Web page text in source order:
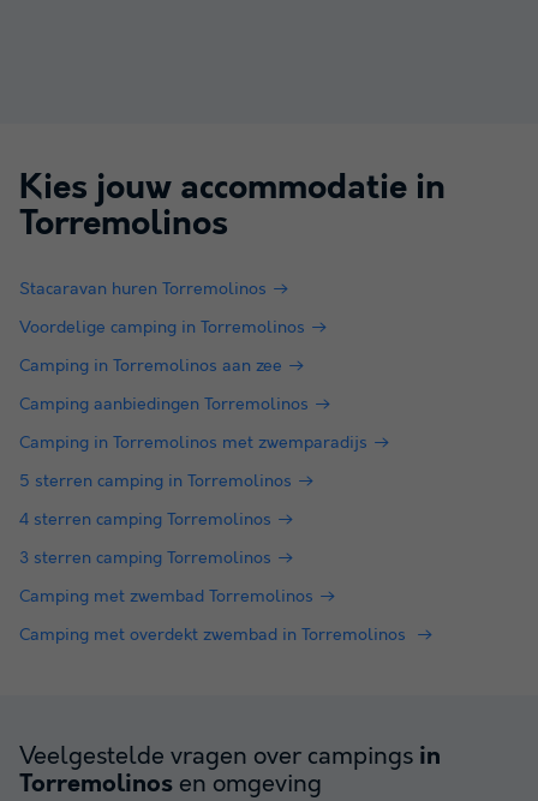
Kies jouw accommodatie in
Torremolinos
Stacaravan huren Torremolinos
Voordelige camping in Torremolinos
Camping in Torremolinos aan zee
Camping aanbiedingen Torremolinos
Camping in Torremolinos met zwemparadijs
5 sterren camping in Torremolinos
4 sterren camping Torremolinos
3 sterren camping Torremolinos
Camping met zwembad Torremolinos
Camping met overdekt zwembad in Torremolinos
Veelgestelde vragen over campings in
Torremolinos en omgeving